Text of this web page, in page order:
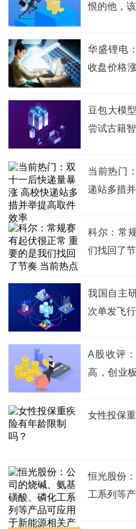
恨的他，
华盛锂电
收盘价格
异常波动
点速读
豆包大模
尝试古籍
当前热门
递站多措
科尔：常
们找回了
我国自主
次单发飞
A股收评
高，创业
女性投保
恒光股份
工系列等